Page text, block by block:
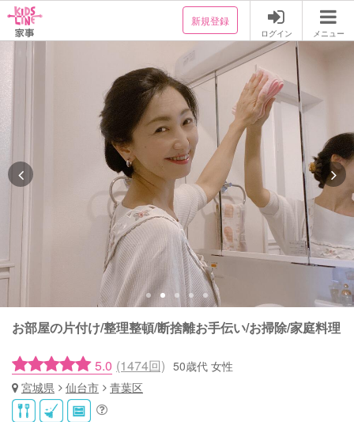
新規登録
ログイン メニュー
お部屋の片付け/整理整頓/断捨離お手伝い/お掃除/家庭料理
5.0 (1474回) 50歳代 女性
宮城県
仙台市 青葉区